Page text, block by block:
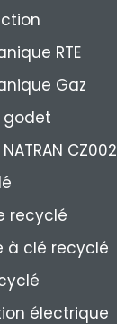
RTE
Gaz
godet
CZ002
recyclé
à clé recyclé
électrique